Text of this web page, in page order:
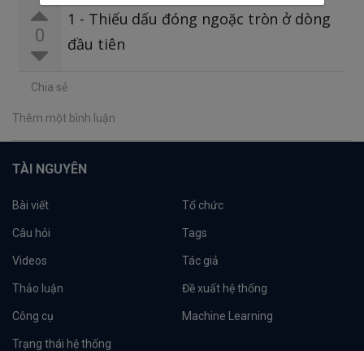
0
1 - Thiếu dấu đóng ngoặc tròn ở dòng
đầu tiên
Chia sẻ
Thêm một bình luận
TÀI NGUYÊN
Bài viết Tổ chức
Câu hỏi Tags
Videos Tác giả
Thảo luận Đề xuất hệ thống
Công cụ Machine Learning
Trạng thái hệ thống